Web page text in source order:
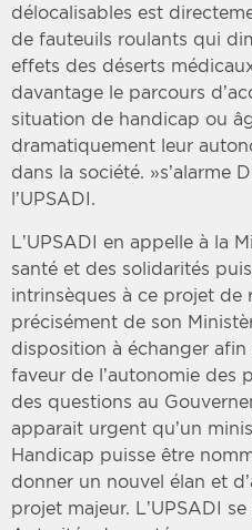
délocalisables est
de fauteuils roulants qui
effets des déserts
davantage le parcours
situation de handicap ou
dramatiquement leur
dans la société. »s’alarme
l’UPSADI.
L’UPSADI en appelle à la
santé et des solidarités
intrinsèques à ce projet de
précisément de son
disposition à échanger
faveur de l’autonomie des
des questions au
apparait urgent qu’un
Handicap puisse être
donner un nouvel élan et
projet majeur. L’UPSADI